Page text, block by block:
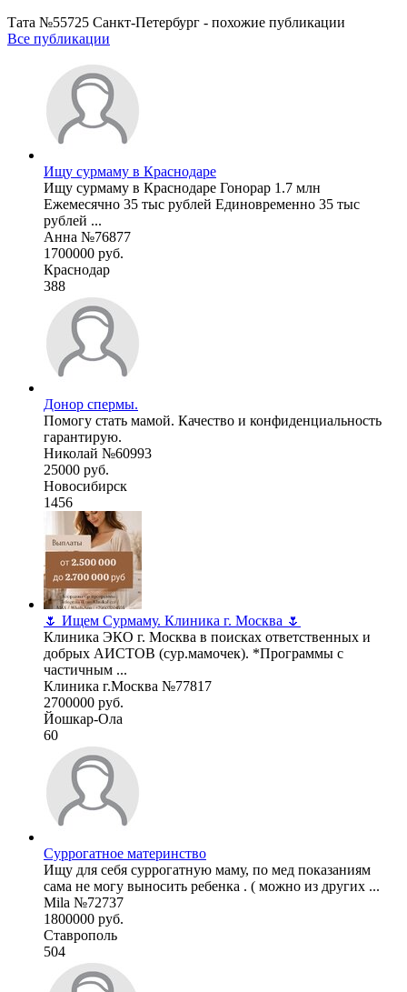
Тата №55725 Санкт-Петербург - похожие публикации
Все публикации
Ищу сурмаму в Краснодаре
Ищу сурмаму в Краснодаре Гонорар 1.7 млн
Ежемесячно 35 тыс рублей Единовременно 35 тыс
рублей ...
Анна №76877
1700000 руб.
Краснодар
388
Донор спермы.
Помогу стать мамой. Качество и конфиденциальность
гарантирую.
Николай №60993
25000 руб.
Новосибирск
1456
🌷 Ищем Сурмаму. Клиника г. Москва 🌷
Клиника ЭКО г. Москва в поисках ответственных и
добрых АИСТОВ (сур.мамочек). *Программы с
частичным ...
Клиника г.Москва №77817
2700000 руб.
Йошкар-Ола
60
Суррогатное материнство
Ищу для себя суррогатную маму, по мед показаниям
сама не могу выносить ребенка . ( можно из других ...
Mila №72737
1800000 руб.
Ставрополь
504